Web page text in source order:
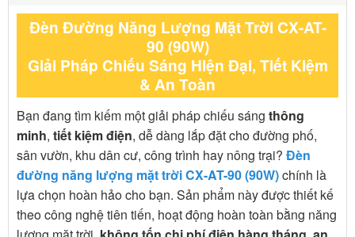
Đèn Đường Năng Lượng Mặt Trời CX-AT-
90 (90W)
Giải Pháp Chiếu Sáng Hiện Đại, Tiết Kiệm
& An Toàn
Bạn đang tìm kiếm một giải pháp chiếu sáng thông
minh, tiết kiệm điện, dễ dàng lắp đặt cho đường phố,
sân vườn, khu dân cư, công trình hay nông trại? Đèn
đường năng lượng mặt trời CX-AT-90 (90W)chính là
lựa chọn hoàn hảo cho bạn. Sản phẩm này được thiết kế
theo công nghệ tiên tiến, hoạt động hoàn toàn bằng năng